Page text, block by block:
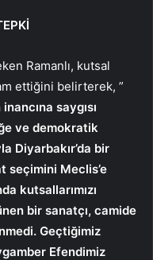
Ramanlı, kutsal
ettiğini belirterek, ”
saygısı
ve demokratik
Diyarbakır’da bir
seçimini Meclis’e
kutsallarımızı
bir sanatçı, camide
Geçtiğimiz
Efendimiz